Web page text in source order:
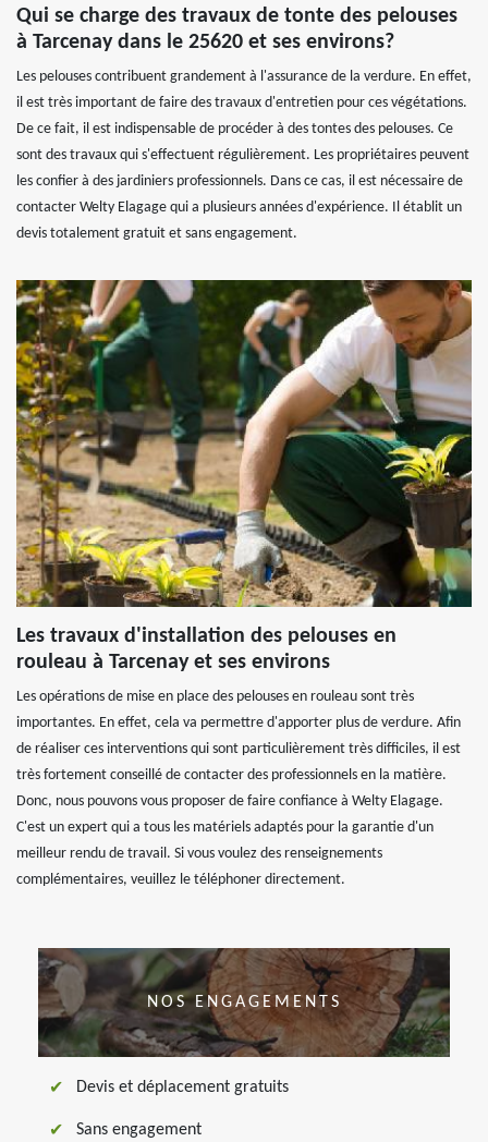
Qui se charge des travaux de tonte des pelouses
à Tarcenay dans le 25620 et ses environs?
Les pelouses contribuent grandement à l'assurance de la verdure. En effet,
il est très important de faire des travaux d'entretien pour ces végétations.
De ce fait, il est indispensable de procéder à des tontes des pelouses. Ce
sont des travaux qui s'effectuent régulièrement. Les propriétaires peuvent
les confier à des jardiniers professionnels. Dans ce cas, il est nécessaire de
contacter Welty Elagage qui a plusieurs années d'expérience. Il établit un
devis totalement gratuit et sans engagement.
Les travaux d'installation des pelouses en
rouleau à Tarcenay et ses environs
Les opérations de mise en place des pelouses en rouleau sont très
importantes. En effet, cela va permettre d'apporter plus de verdure. Afin
de réaliser ces interventions qui sont particulièrement très difficiles, il est
très fortement conseillé de contacter des professionnels en la matière.
Donc, nous pouvons vous proposer de faire confiance à Welty Elagage.
C'est un expert qui a tous les matériels adaptés pour la garantie d'un
meilleur rendu de travail. Si vous voulez des renseignements
complémentaires, veuillez le téléphoner directement.
NOS ENGAGEMENTS
Devis et déplacement gratuits
Sans engagement